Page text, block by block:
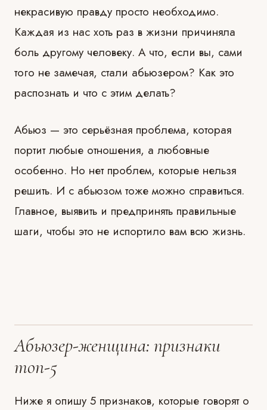
некрасивую правду просто необходимо.
Каждая из нас хоть раз в жизни причиняла
боль другому человеку. А что, если вы, сами
того не замечая, стали абьюзером? Как это
распознать и что с этим делать?
Абьюз — это серьёзная проблема, которая
портит любые отношения, а любовные
особенно. Но нет проблем, которые нельзя
решить. И с абьюзом тоже можно справиться.
Главное, выявить и предпринять правильные
шаги, чтобы это не испортило вам всю жизнь.
Абьюзер-женщина: признаки
топ-5
Ниже я опишу 5 признаков, которые говорят о